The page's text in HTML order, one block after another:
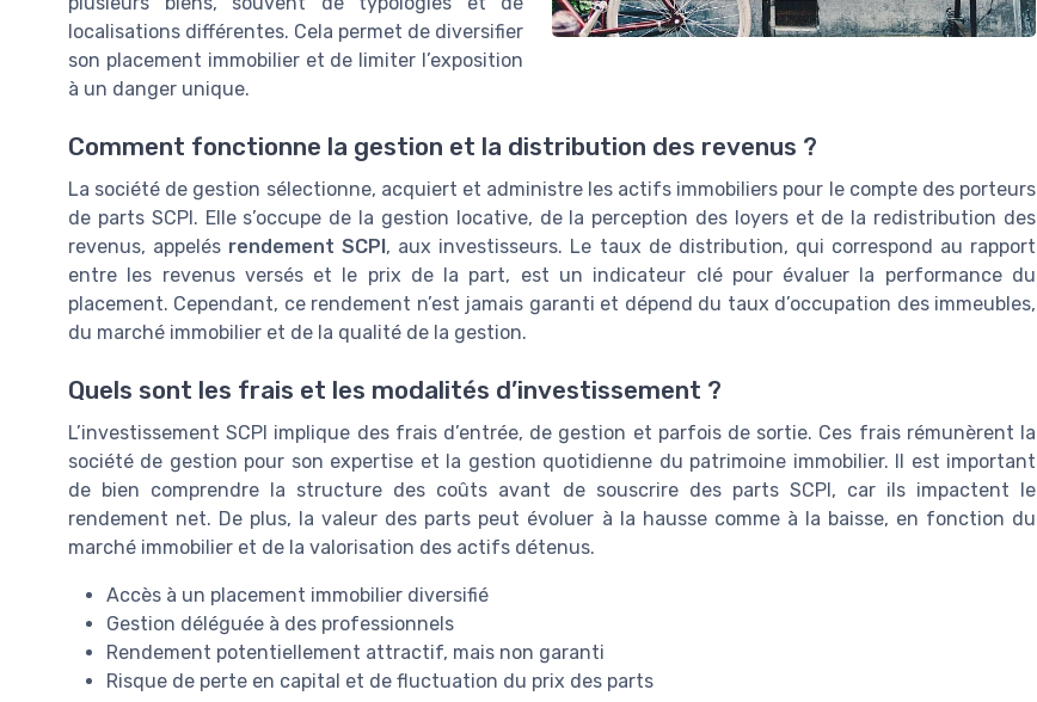
localisations différentes. Cela permet de diversifier
son placement immobilier et de limiter l’exposition
à un danger unique.
Comment fonctionne la gestion et la distribution des revenus ?
La société de gestion sélectionne, acquiert et administre les actifs immobiliers pour le compte des porteurs
de parts SCPI. Elle s’occupe de la gestion locative, de la perception des loyers et de la redistribution des
revenus, appelés rendement SCPI, aux investisseurs. Le taux de distribution, qui correspond au rapport
entre les revenus versés et le prix de la part, est un indicateur clé pour évaluer la performance du
placement. Cependant, ce rendement n’est jamais garanti et dépend du taux d’occupation des immeubles,
du marché immobilier et de la qualité de la gestion.
Quels sont les frais et les modalités d’investissement ?
L’investissement SCPI implique des frais d’entrée, de gestion et parfois de sortie. Ces frais rémunèrent la
société de gestion pour son expertise et la gestion quotidienne du patrimoine immobilier. Il est important
de bien comprendre la structure des coûts avant de souscrire des parts SCPI, car ils impactent le
rendement net. De plus, la valeur des parts peut évoluer à la hausse comme à la baisse, en fonction du
marché immobilier et de la valorisation des actifs détenus.
Accès à un placement immobilier diversifié
Gestion déléguée à des professionnels
Rendement potentiellement attractif, mais non garanti
Risque de perte en capital et de fluctuation du prix des parts